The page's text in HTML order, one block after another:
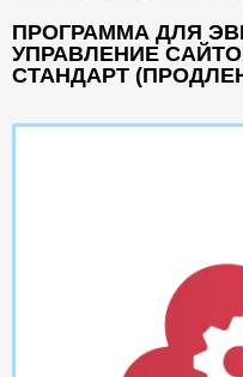
ПРОГРАММА ДЛЯ
УПРАВЛЕНИЕ
СТАНДАРТ